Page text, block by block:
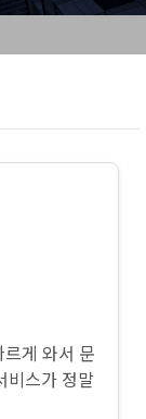
게 와서 문
비스가 정말